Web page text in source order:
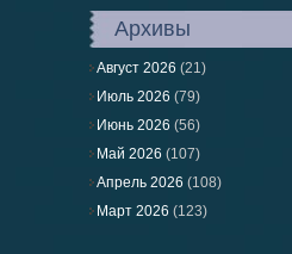
Архивы
Август 2026 (21)
Июль 2026 (79)
Июнь 2026 (56)
Май 2026 (107)
Апрель 2026 (108)
Март 2026 (123)